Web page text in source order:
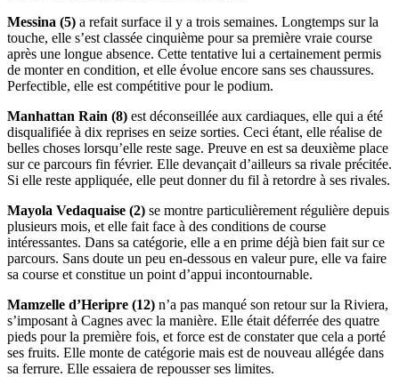
Messina (5) a refait surface il y a trois semaines. Longtemps sur la
touche, elle s’est classée cinquième pour sa première vraie course
après une longue absence. Cette tentative lui a certainement permis
de monter en condition, et elle évolue encore sans ses chaussures.
Perfectible, elle est compétitive pour le podium.
Manhattan Rain (8) est déconseillée aux cardiaques, elle qui a été
disqualifiée à dix reprises en seize sorties. Ceci étant, elle réalise de
belles choses lorsqu’elle reste sage. Preuve en est sa deuxième place
sur ce parcours fin février. Elle devançait d’ailleurs sa rivale précitée.
Si elle reste appliquée, elle peut donner du fil à retordre à ses rivales.
Mayola Vedaquaise (2) se montre particulièrement régulière depuis
plusieurs mois, et elle fait face à des conditions de course
intéressantes. Dans sa catégorie, elle a en prime déjà bien fait sur ce
parcours. Sans doute un peu en-dessous en valeur pure, elle va faire
sa course et constitue un point d’appui incontournable.
Mamzelle d’Heripre (12) n’a pas manqué son retour sur la Riviera,
s’imposant à Cagnes avec la manière. Elle était déferrée des quatre
pieds pour la première fois, et force est de constater que cela a porté
ses fruits. Elle monte de catégorie mais est de nouveau allégée dans
sa ferrure. Elle essaiera de repousser ses limites.